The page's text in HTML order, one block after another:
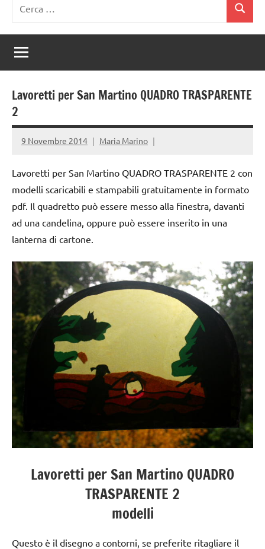
per:
Cerca
Lavoretti per San Martino QUADRO TRASPARENTE
2
9 Novembre 2014 Maria Marino
Lavoretti per San Martino QUADRO TRASPARENTE 2 con
modelli scaricabili e stampabili gratuitamente in formato
pdf. Il quadretto può essere messo alla finestra, davanti
ad una candelina, oppure può essere inserito in una
lanterna di cartone.
Lavoretti per San Martino QUADRO
TRASPARENTE 2
modelli
Questo è il disegno a contorni, se preferite ritagliare il